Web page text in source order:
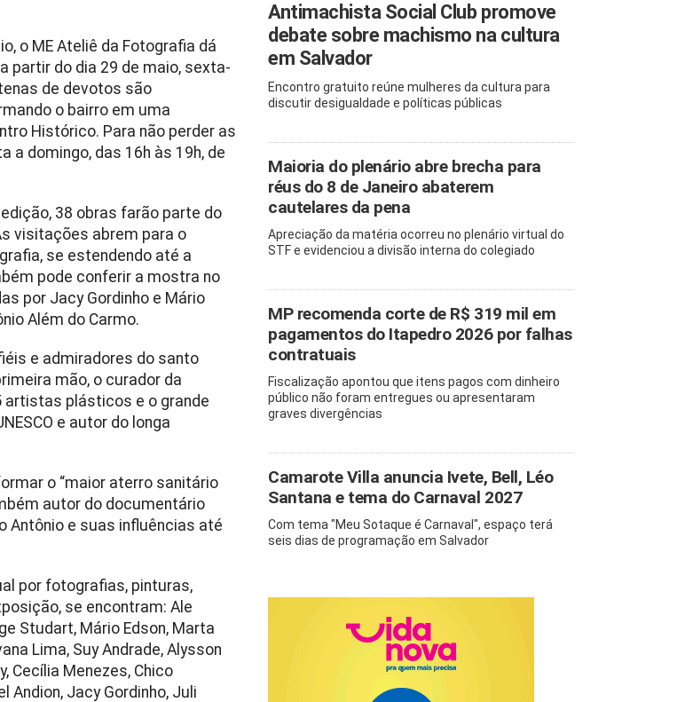
o ME Ateliê da Fotografia dá
partir do dia 29 de maio, sexta-
de devotos são
o bairro em uma
Histórico. Para não perder as
domingo, das 16h às 19h, de
38 obras farão parte do
visitações abrem para o
se estendendo até a
pode conferir a mostra no
por Jacy Gordinho e Mário
Além do Carmo.
e admiradores do santo
mão, o curador da
artistas plásticos e o grande
e autor do longa
o “maior aterro sanitário
autor do documentário
Antônio e suas influências até
por fotografias, pinturas,
se encontram: Ale
Studart, Mário Edson, Marta
Lima, Suy Andrade, Alysson
Cecília Menezes, Chico
Andion, ⁠⁠Jacy Gordinho, Juli
Antimachista Social Club promove
debate sobre machismo na cultura
em Salvador
Encontro gratuito reúne mulheres da cultura para
discutir desigualdade e políticas públicas
Maioria do plenário abre brecha para
réus do 8 de Janeiro abaterem
cautelares da pena
Apreciação da matéria ocorreu no plenário virtual do
STF e evidenciou a divisão interna do colegiado
MP recomenda corte de R$ 319 mil em
pagamentos do Itapedro 2026 por falhas
contratuais
Fiscalização apontou que itens pagos com dinheiro
público não foram entregues ou apresentaram
graves divergências
Camarote Villa anuncia Ivete, Bell, Léo
Santana e tema do Carnaval 2027
Com tema "Meu Sotaque é Carnaval", espaço terá
seis dias de programação em Salvador